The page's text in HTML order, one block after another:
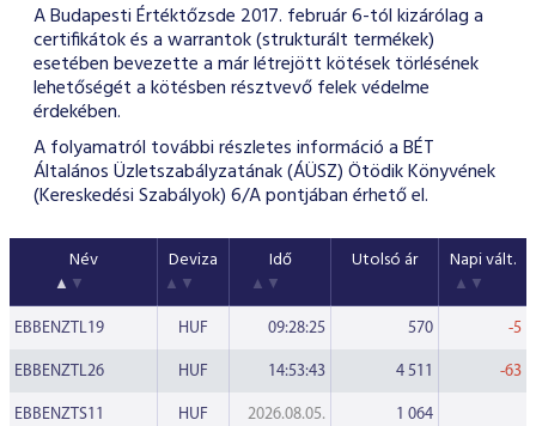
A Budapesti Értéktőzsde 2017. február 6-tól kizárólag a
certifikátok és a warrantok (strukturált termékek)
esetében bevezette a már létrejött kötések törlésének
lehetőségét a kötésben résztvevő felek védelme
érdekében.
A folyamatról további részletes információ a BÉT
Általános Üzletszabályzatának (ÁÜSZ) Ötödik Könyvének
(Kereskedési Szabályok) 6/A pontjában érhető el.
Név Deviza Idő Utolsó ár Napi vált.
EBBENZTL19 HUF 09:28:25 570 -5
EBBENZTL26 HUF 14:53:43 4 511 -63
EBBENZTS11 HUF 2026.08.05. 1 064